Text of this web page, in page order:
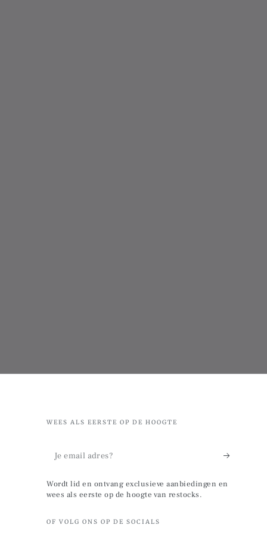
WEES ALS EERSTE OP DE HOOGTE
adres?
Wordt lid en ontvang exclusieve aanbiedingen en
wees als eerste op de hoogte van restocks.
OF VOLG ONS OP DE SOCIALS